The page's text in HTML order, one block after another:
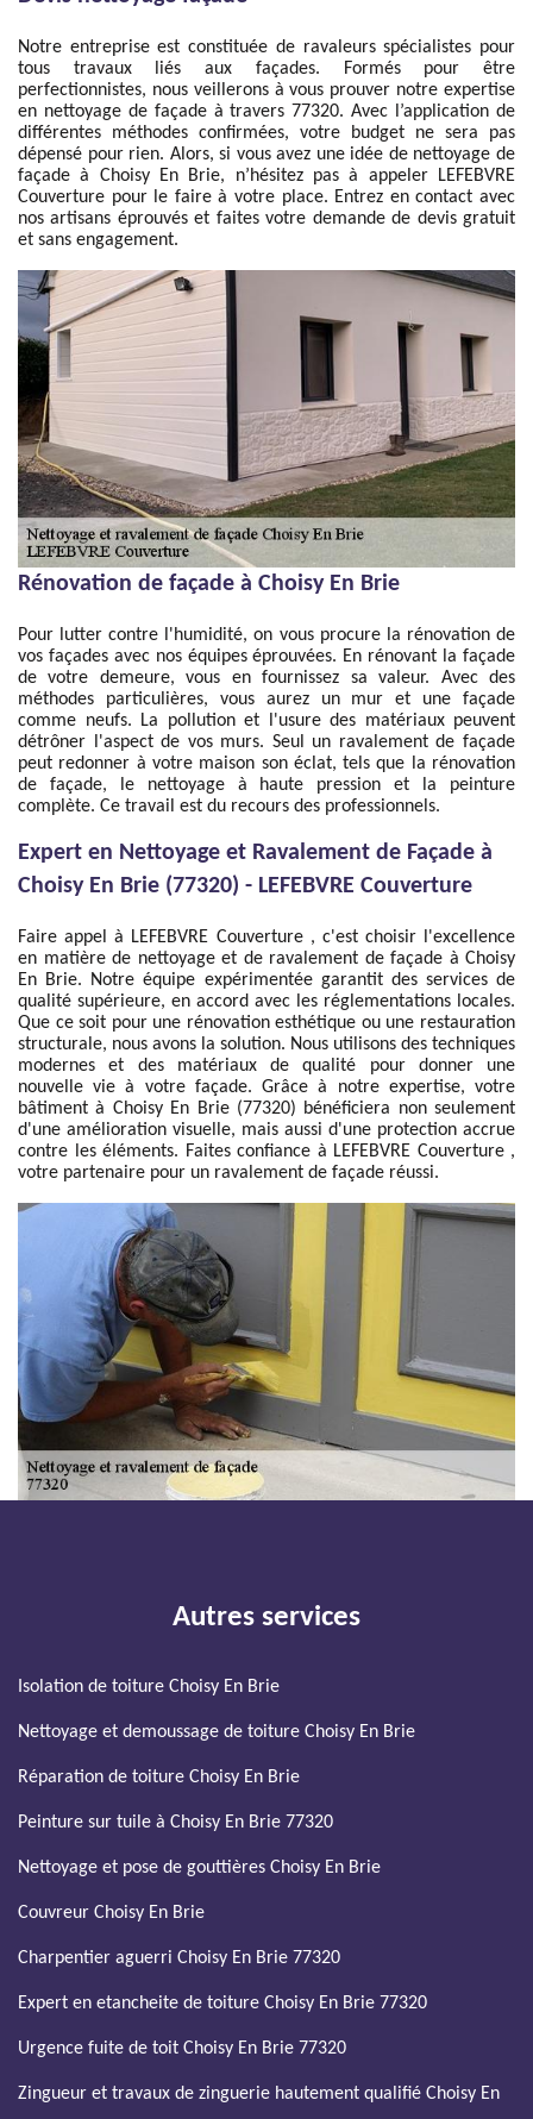
Notre entreprise est constituée de ravaleurs spécialistes pour
tous travaux liés aux façades. Formés pour être
perfectionnistes, nous veillerons à vous prouver notre expertise
en nettoyage de façade à travers 77320. Avec l’application de
différentes méthodes confirmées, votre budget ne sera pas
dépensé pour rien. Alors, si vous avez une idée de nettoyage de
façade à Choisy En Brie, n’hésitez pas à appeler LEFEBVRE
Couverture pour le faire à votre place. Entrez en contact avec
nos artisans éprouvés et faites votre demande de devis gratuit
et sans engagement.
Rénovation de façade à Choisy En Brie
Pour lutter contre l'humidité, on vous procure la rénovation de
vos façades avec nos équipes éprouvées. En rénovant la façade
de votre demeure, vous en fournissez sa valeur. Avec des
méthodes particulières, vous aurez un mur et une façade
comme neufs. La pollution et l'usure des matériaux peuvent
détrôner l'aspect de vos murs. Seul un ravalement de façade
peut redonner à votre maison son éclat, tels que la rénovation
de façade, le nettoyage à haute pression et la peinture
complète. Ce travail est du recours des professionnels.
Expert en Nettoyage et Ravalement de Façade à
Choisy En Brie (77320) - LEFEBVRE Couverture
Faire appel à LEFEBVRE Couverture , c'est choisir l'excellence
en matière de nettoyage et de ravalement de façade à Choisy
En Brie. Notre équipe expérimentée garantit des services de
qualité supérieure, en accord avec les réglementations locales.
Que ce soit pour une rénovation esthétique ou une restauration
structurale, nous avons la solution. Nous utilisons des techniques
modernes et des matériaux de qualité pour donner une
nouvelle vie à votre façade. Grâce à notre expertise, votre
bâtiment à Choisy En Brie (77320) bénéficiera non seulement
d'une amélioration visuelle, mais aussi d'une protection accrue
contre les éléments. Faites confiance à LEFEBVRE Couverture ,
votre partenaire pour un ravalement de façade réussi.
Autres services
Isolation de toiture Choisy En Brie
Nettoyage et demoussage de toiture Choisy En Brie
Réparation de toiture Choisy En Brie
Peinture sur tuile à Choisy En Brie 77320
Nettoyage et pose de gouttières Choisy En Brie
Couvreur Choisy En Brie
Charpentier aguerri Choisy En Brie 77320
Expert en etancheite de toiture Choisy En Brie 77320
Urgence fuite de toit Choisy En Brie 77320
Zingueur et travaux de zinguerie hautement qualifié Choisy En